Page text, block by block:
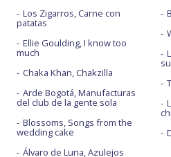
Los Zigarros, Carne con
patatas
Ellie Goulding, I know too
much
Chaka Khan, Chakzilla
Arde Bogotá, Manufacturas
del club de la gente sola
Blossoms, Songs from the
wedding cake
Álvaro de Luna, Azulejos